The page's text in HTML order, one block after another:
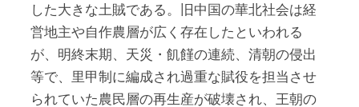
した大きな土賊である。旧中国の華北社会は経
営地主や自作農層が広く存在したといわれる
が、明終末期、天災・飢饉の連続、清朝の侵出
等で、里甲制に編成され過重な賦役を担当させ
られていた農民層の再生産が破壊され、王朝の